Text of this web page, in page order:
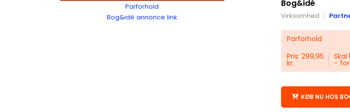
Parforhold
Bog&idé annonce link
Bog&idé
Virksomhed
Parforhold
Pris: 299,95
kr.
Skal
-
KØB NU HOS